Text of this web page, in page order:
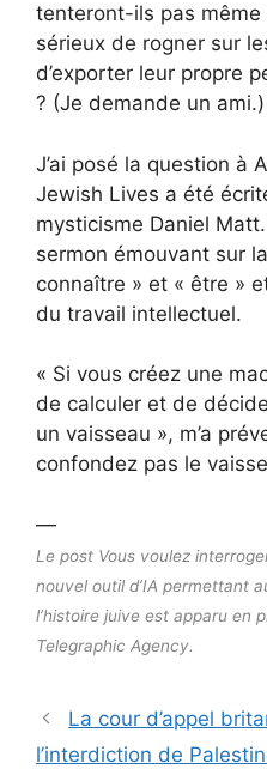
tenteront-ils pas même
sérieux de rogner sur
d’exporter leur propre
? (Je demande un ami.)
J’ai posé la question à
Jewish Lives a été
mysticisme Daniel
sermon émouvant sur
connaître » et « être »
du travail intellectuel.
« Si vous créez une
de calculer et de
un vaisseau », m’a
confondez pas le
—
Le post Vous voulez
nouvel outil d’IA permettant
l’histoire juive est apparu en
Telegraphic Agency.
La cour d’appel
l’interdiction de